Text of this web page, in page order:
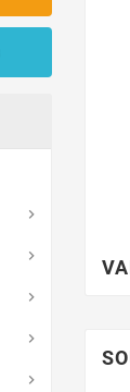




